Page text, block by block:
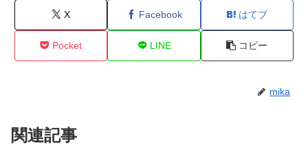
X Facebook はてブ
Pocket LINE コピー
mika
関連記事